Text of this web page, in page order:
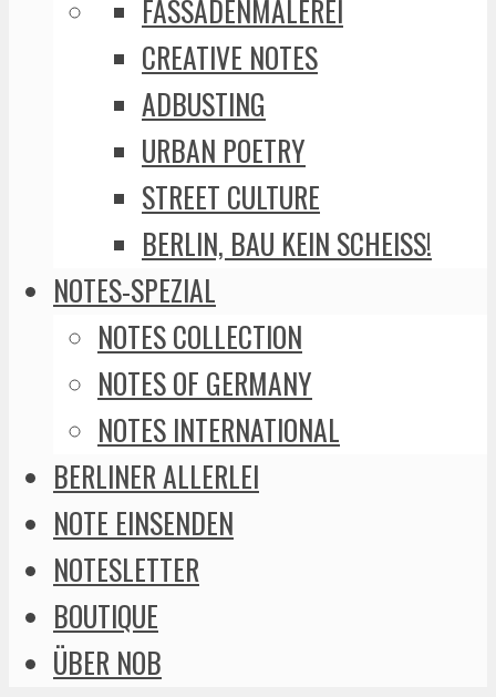
FASSADENMALEREI
CREATIVE NOTES
ADBUSTING
URBAN POETRY
STREET CULTURE
BERLIN, BAU KEIN SCHEISS!
NOTES-SPEZIAL
NOTES COLLECTION
NOTES OF GERMANY
NOTES INTERNATIONAL
BERLINER ALLERLEI
NOTE EINSENDEN
NOTESLETTER
BOUTIQUE
ÜBER NOB